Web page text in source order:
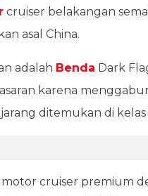
cruiser belakangan
asal China.
adalah Benda Dark
karena
ditemukan di
motor cruiser premium